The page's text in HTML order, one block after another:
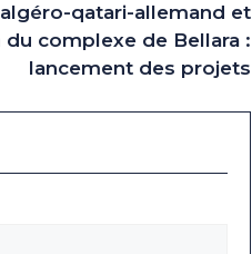
qatari-allemand et
du complexe de Bellara :
lancement des projets